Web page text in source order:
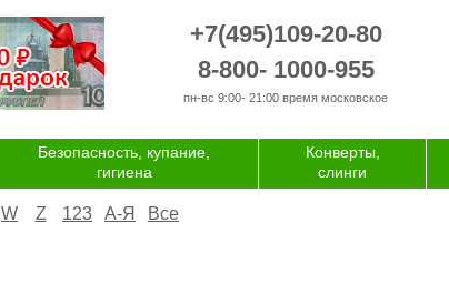
+7(495)109-20-80
8-800- 1000-955
пн-вс 9:00- 21:00 время московское
Безопасность, купание,
гигиена
Конверты,
слинги
W Z 123 А-Я Все